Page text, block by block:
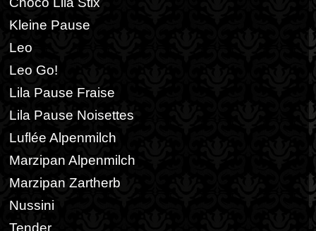
Kleine Pause
Leo
Leo Go!
Lila Pause Fraise
Lila Pause Noisettes
Luflée Alpenmilch
Marzipan Alpenmilch
Marzipan Zartherb
Nussini
Tender